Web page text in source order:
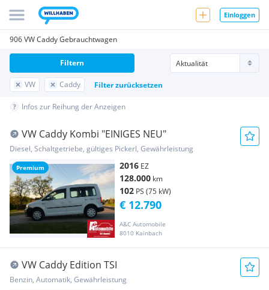
Einloggen
906 VW Caddy Gebrauchtwagen
VW Caddy Filter zurücksetzen
Filtern
Infos zur Reihung der Anzeigen
Premium
VW Caddy Kombi "EINIGES NEU"
Diesel, Schaltgetriebe, gültiges Pickerl, Gewährleistung
2016 EZ
128.000 km
102 PS (75 kW)
A&C Automobile
8010 Kainbach
€ 12.790
VW Caddy Edition TSI
Benzin, Automatik, Gewährleistung